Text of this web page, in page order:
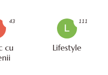
cu
43
L
Lifestyle
111